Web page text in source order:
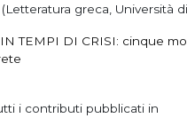
greca, Università
TEMPI DI CRISI: cinque
i contributi pubblicati in